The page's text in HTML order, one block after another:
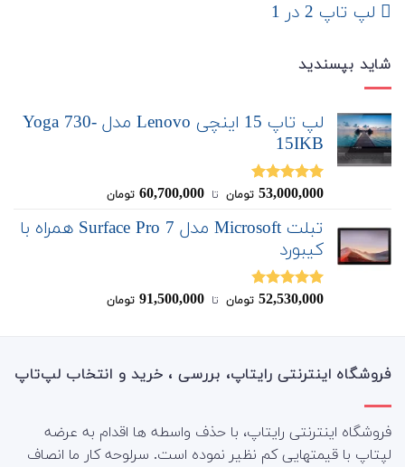
لپ تاپ 2 در 1
شاید بپسندید
لپ تاپ 15 اینچی Lenovo مدل Yoga 730-
15IKB
نمره5.00
53,000,000 تومان ‌ تا ‌ 60,700,000 تومان
تبلت Microsoft مدل Surface Pro 7 همراه با
کیبورد
نمره4.83
52,530,000 تومان ‌ تا ‌ 91,500,000 تومان
فروشگاه اینترنتی رایتاپ، بررسی ، خرید و انتخاب لپ‌تاپ
فروشگاه اینترنتی رایتاپ، با حذف واسطه ها اقدام به عرضه
لپتاپ با قیمتهایی کم نظیر نموده است. سرلوحه کار ما انصاف